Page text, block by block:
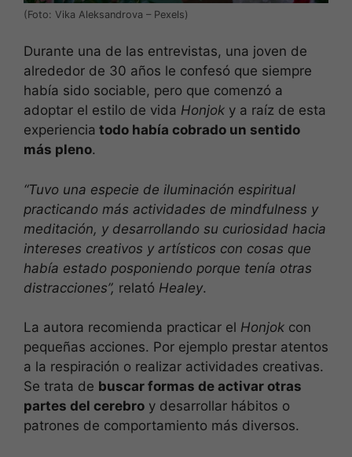
(Foto: Vika Aleksandrova – Pexels)
Durante una de las entrevistas, una joven de
alrededor de 30 años le confesó que siempre
había sido sociable, pero que comenzó a
adoptar el estilo de vida Honjok y a raíz de esta
experiencia todo había cobrado un sentido
más pleno.
“Tuvo una especie de iluminación espiritual
practicando más actividades de mindfulness y
meditación, y desarrollando su curiosidad hacia
intereses creativos y artísticos con cosas que
había estado posponiendo porque tenía otras
distracciones”, relató Healey.
La autora recomienda practicar el Honjok con
pequeñas acciones. Por ejemplo prestar atentos
a la respiración o realizar actividades creativas.
Se trata de buscar formas de activar otras
partes del cerebro y desarrollar hábitos o
patrones de comportamiento más diversos.